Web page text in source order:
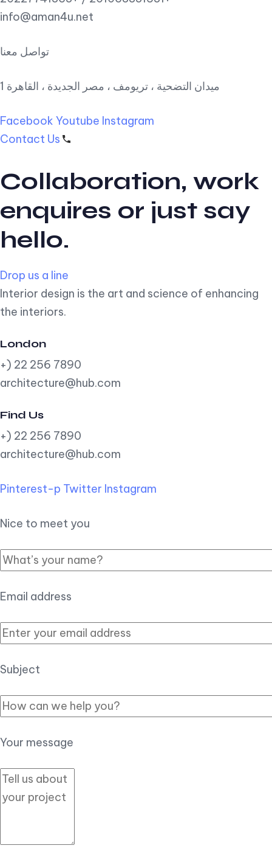
info@aman4u.net
تواصل معنا
1 ميدان التضحية ، تريومف ، مصر الجديدة ، القاهرة
Facebook Youtube Instagram
Contact Us
Collaboration, work
enquires or just say
hello.
Drop us a line
Interior design is the art and science of enhancing
the interiors.
London
+) 22 256 7890
architecture@hub.com
Find Us
+) 22 256 7890
architecture@hub.com
Pinterest-p Twitter Instagram
Nice to meet you
Email address
Subject
Your message